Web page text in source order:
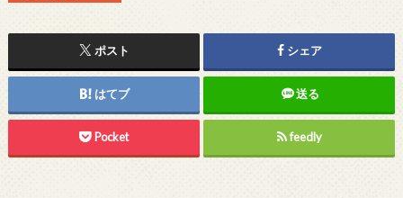
ポスト シェア
はてブ 送る
Pocket feedly